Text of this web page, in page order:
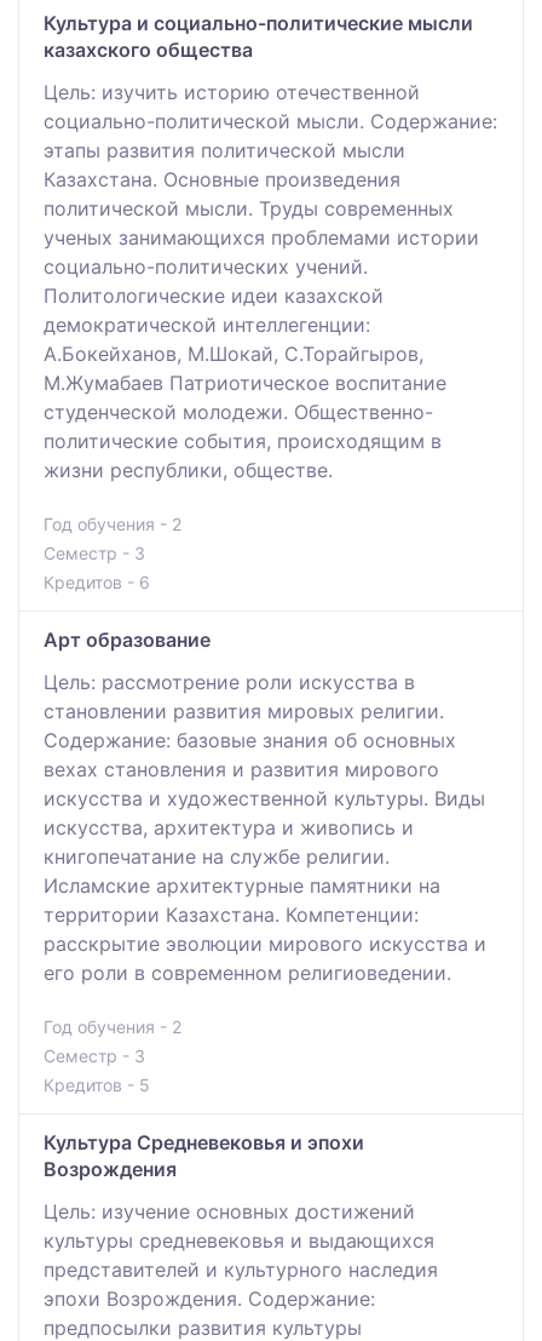
Культура и социально-политические мысли
казахского общества
Цель: изучить историю отечественной
социально-политической мысли. Содержание:
этапы развития политической мысли
Казахстана. Основные произведения
политической мысли. Труды современных
ученых занимающихся проблемами истории
социально-политических учений.
Политологические идеи казахской
демократической интеллегенции:
А.Бокейханов, М.Шокай, С.Торайгыров,
М.Жумабаев Патриотическое воспитание
студенческой молодежи. Общественно-
политические события, происходящим в
жизни республики, обществе.
Год обучения - 2
Семестр - 3
Кредитов - 6
Арт образование
Цель: рассмотрение роли искусства в
становлении развития мировых религии.
Содержание: базовые знания об основных
вехах становления и развития мирового
искусства и художественной культуры. Виды
искусства, архитектура и живопись и
книгопечатание на службе религии.
Исламские архитектурные памятники на
территории Казахстана. Компетенции:
расскрытие эволюции мирового искусства и
его роли в современном религиоведении.
Год обучения - 2
Семестр - 3
Кредитов - 5
Культура Средневековья и эпохи
Возрождения
Цель: изучение основных достижений
культуры средневековья и выдающихся
представителей и культурного наследия
эпохи Возрождения. Содержание:
предпосылки развития культуры